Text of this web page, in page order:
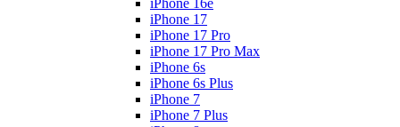
iPhone 16e
iPhone 17
iPhone 17 Pro
iPhone 17 Pro Max
iPhone 6s
iPhone 6s Plus
iPhone 7
iPhone 7 Plus